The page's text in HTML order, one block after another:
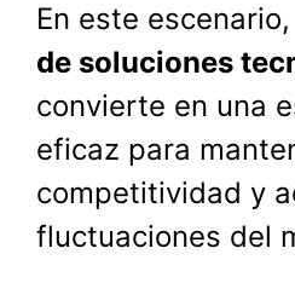
En este
de soluciones
convierte en una
eficaz para
competitividad y
fluctuaciones del